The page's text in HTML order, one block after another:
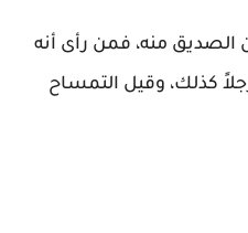
الصديق منه، فمن رأى أنه
كذلك، وقيل التمساح